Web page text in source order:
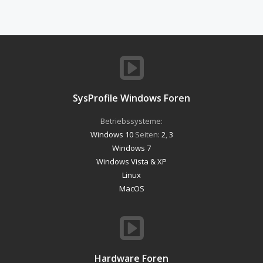
SysProfile Windows Foren
Betriebssysteme:
Windows 10Seiten: 2 3
Windows 7
Windows Vista & XP
Linux
MacOS
Hardware Foren